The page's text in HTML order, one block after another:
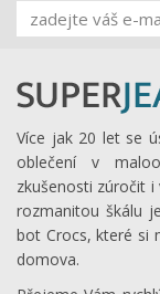
Více jak 20 let se
oblečení v
zkušenosti zúročit
rozmanitou škálu
bot Crocs, které si
domova.